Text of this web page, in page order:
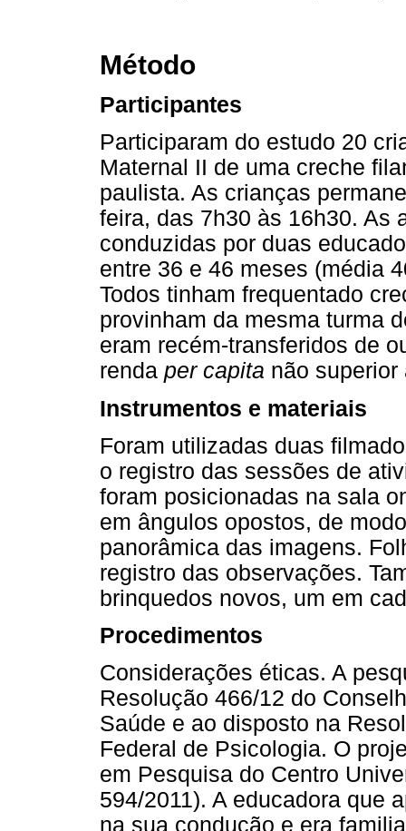
Método
Participantes
Participaram do estudo 20
Maternal II de uma creche
paulista. As crianças
feira, das 7h30 às 16h30. As
conduzidas por duas
entre 36 e 46 meses (média
Todos tinham frequentado
provinham da mesma turma
eram recém-transferidos de
renda per capita não
Instrumentos e materiais
Foram utilizadas duas
o registro das sessões de
foram posicionadas na sala
em ângulos opostos, de
panorâmica das imagens.
registro das observações.
brinquedos novos, um em
Procedimentos
Considerações éticas. A
Resolução 466/12 do
Saúde e ao disposto na
Federal de Psicologia. O
em Pesquisa do Centro
594/2011). A educadora que
na sua condução e era